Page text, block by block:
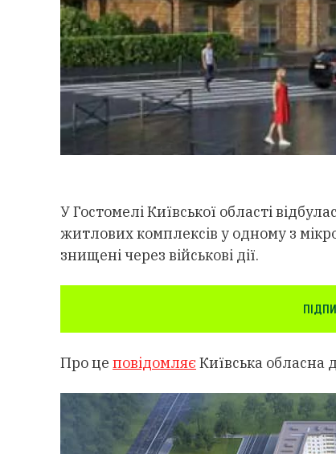
У Гостомелі Київської області
житлових комплексів у одному з
знищені через військові дії.
Про це повідомляє Київська обласна